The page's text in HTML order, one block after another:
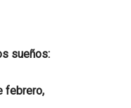
sueños:
febrero,